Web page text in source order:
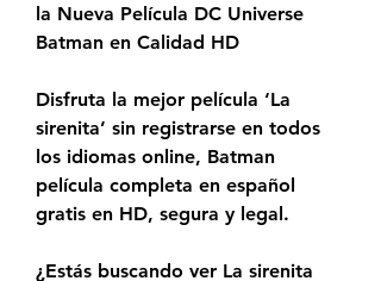
la Nueva Película DC Universe
Batman en Calidad HD
Disfruta la mejor película ‘La
sirenita’ sin registrarse en todos
los idiomas online, Batman
película completa en español
gratis en HD, segura y legal.
¿Estás buscando ver La sirenita